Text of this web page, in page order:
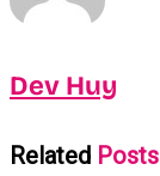
Dev Huy
Related Posts